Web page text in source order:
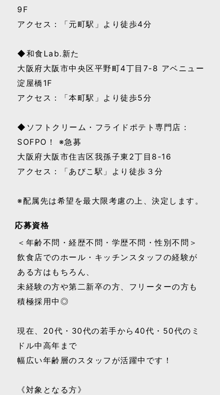
9F
アクセス：「元町駅」より徒歩4分
◆和食Lab.新た
大阪府大阪市中央区平野町4丁目7-8 アベニュー
淀屋橋1F
アクセス：「本町駅」より徒歩5分
◆ソフトクリーム・フライドポテト専門店：
SOFPO！ ※急募
大阪府大阪市住吉区我孫子東2丁目8-16
アクセス：「あびこ駅」より徒歩３分
※配属先は希望を最大限考慮の上、決定します。
応募資格
＜年齢不問・経歴不問・学歴不問・性別不問＞
飲食店でのホール・キッチンスタッフの経験が
ある方はもちろん、
未経験の方や第二新卒の方、フリーターの方も
積極採用中◎
現在、20代・30代の若手から40代・50代のミ
ドル中高年まで
幅広い年齢層のスタッフが活躍中です！
《対象となる方》